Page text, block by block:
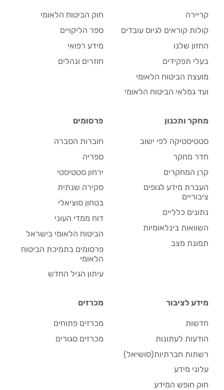
קריירה
קולות קוראים לגיוס עובדים
החזון שלנו
בעלי תפקידים
מועצת הביטוח הלאומי
ועד גמלאי הביטוח הלאומי
חוק הביטוח הלאומי
ספר הליקויים
מידע רפואי
חוזרים ונהלים
מחקר ותכנון
סטטיסטיקה לפי ישוב
חדר מחקר
קרן המחקרים
העברת מידע לגופים
ציבוריים
נתונים כלליים
השוואות בינלאומיות
תמונת מצב
פרסומים
חוברות הסברה
ספריה
ירחון סטטיסטי
סקירה שנתית
בטחון סוציאלי
דוח ממדי העוני
הביטוח הלאומי בישראל
פרסומים בתמיכת הביטוח
הלאומי
עיתון הגיל החדש
מידע לציבור
חדשות
הודעות לעתונות
רשתות חברתיות(סושיאל)
עלוני מידע
חוק חופש המידע
מכרזים
מכרזים פתוחים
מכרזים סגורים